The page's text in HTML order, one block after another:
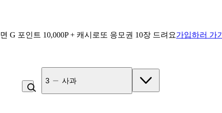
G 포인트 10,000P + 캐시로또 응모권 10장 드려요가입하러 가기
3 사과